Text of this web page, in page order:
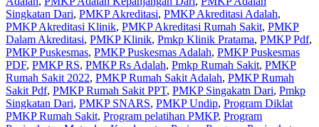
Singkatan Dari, PMKP Akreditasi, PMKP Akreditasi Adalah,
PMKP Akreditasi Klinik, PMKP Akreditasi Rumah Sakit, PMKP
Dalam Akreditasi, PMKP Klinik, Pmkp Klinik Pratama, PMKP Pdf,
PMKP Puskesmas, PMKP Puskesmas Adalah, PMKP Puskesmas
PDF, PMKP RS, PMKP Rs Adalah, Pmkp Rumah Sakit, PMKP
Rumah Sakit 2022, PMKP Rumah Sakit Adalah, PMKP Rumah
Sakit Pdf, PMKP Rumah Sakit PPT, PMKP Singakatn Dari, Pmkp
Singkatan Dari, PMKP SNARS, PMKP Undip, Program Diklat
PMKP Rumah Sakit, Program pelatihan PMKP, Program